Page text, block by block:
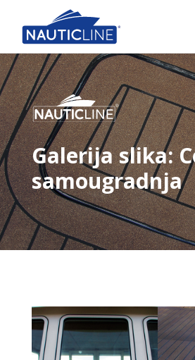
Galerija slika:
samougradnja